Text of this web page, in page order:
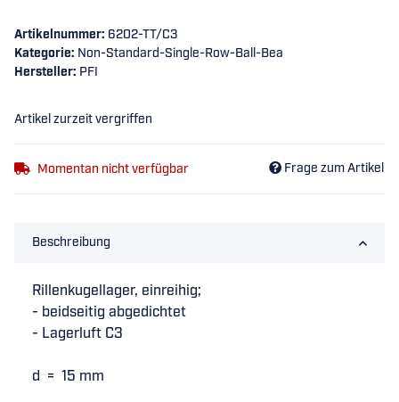
Artikelnummer: 6202-TT/C3
Kategorie: Non-Standard-Single-Row-Ball-Bea
Hersteller: PFI
Artikel zurzeit vergriffen
Momentan nicht verfügbar Frage zum Artikel
Beschreibung
Rillenkugellager, einreihig;
- beidseitig abgedichtet
- Lagerluft C3
d = 15 mm